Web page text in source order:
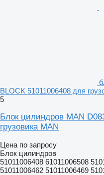
BLOCK 51011006408 для
5
Блок цилиндров MAN
грузовика MAN
Цена по запросу
Блок цилиндров
51011006408 61011006508
51011006462 51011006469